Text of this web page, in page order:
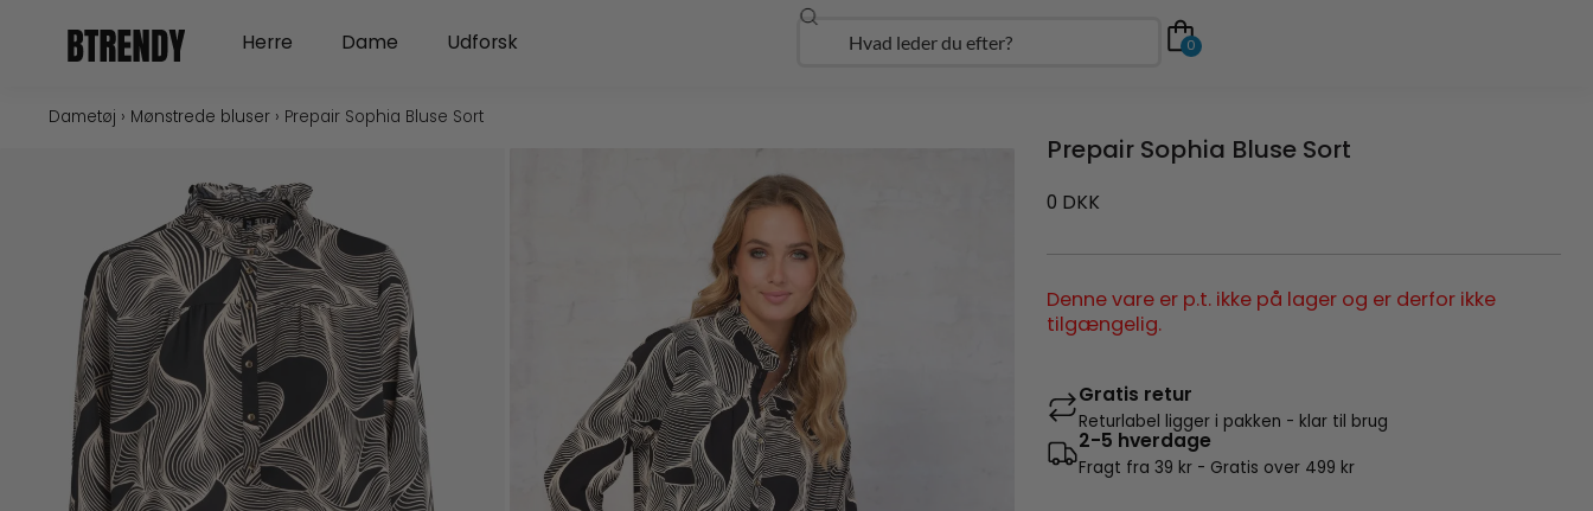
Herre Open Herre
Dame Open Dame
Udforsk Søg 0
Dametøj › Mønstrede bluser› Prepair Sophia Bluse Sort
Prepair Sophia Bluse Sort
0 DKK
Denne vare er p.t. ikke på lager og er derfor ikke
tilgængelig.
Gratis retur
Returlabel ligger i pakken - klar til brug
2-5 hverdage
Fragt fra 39 kr - Gratis over 499 kr